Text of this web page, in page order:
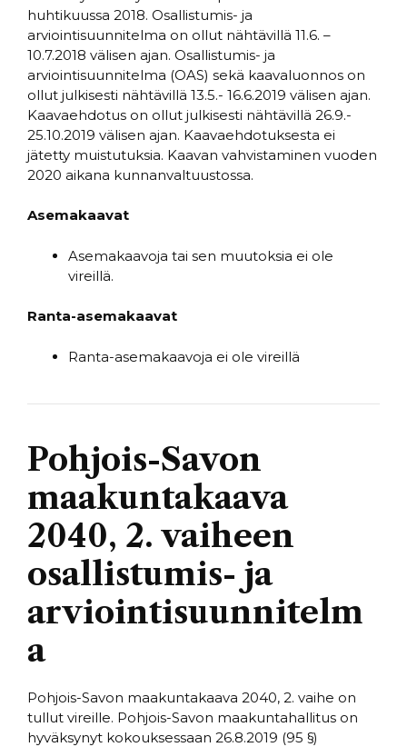
huhtikuussa 2018. Osallistumis- ja
arviointisuunnitelma on ollut nähtävillä 11.6. –
10.7.2018 välisen ajan. Osallistumis- ja
arviointisuunnitelma (OAS) sekä kaavaluonnos on
ollut julkisesti nähtävillä 13.5.- 16.6.2019 välisen ajan.
Kaavaehdotus on ollut julkisesti nähtävillä 26.9.-
25.10.2019 välisen ajan. Kaavaehdotuksesta ei
jätetty muistutuksia. Kaavan vahvistaminen vuoden
2020 aikana kunnanvaltuustossa.
Asemakaavat
Asemakaavoja tai sen muutoksia ei ole
vireillä.
Ranta-asemakaavat
Ranta-asemakaavoja ei ole vireillä
Pohjois-Savon
maakuntakaava
2040, 2. vaiheen
osallistumis- ja
arviointisuunnitelm
a
Pohjois-Savon maakuntakaava 2040, 2. vaihe on
tullut vireille. Pohjois-Savon maakuntahallitus on
hyväksynyt kokouksessaan 26.8.2019 (95 §)